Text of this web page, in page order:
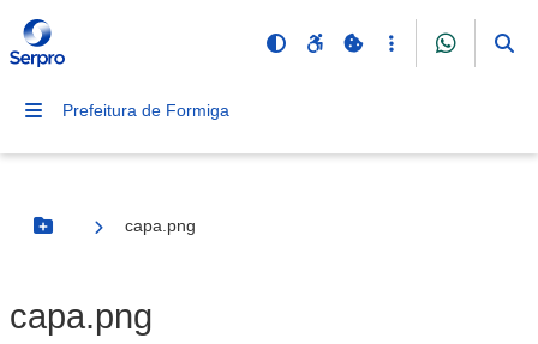
Prefeitura de Formiga
Botão Menu
capa.png
capa.png